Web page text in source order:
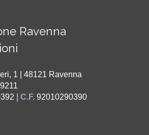
Ravenna
1 | 48121 Ravenna
| C.F. 92010290390